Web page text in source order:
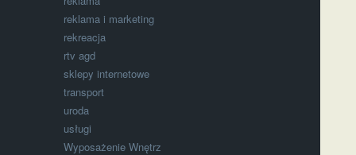
reklama i marketing
rekreacja
rtv agd
sklepy internetowe
transport
uroda
usługi
Wyposażenie Wnętrz